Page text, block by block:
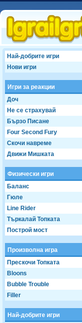
Най-добрите игри
Нови игри
Игри за реакции
Доч
Не се страхувай
Бързо Писане
Four Second Fury
Скочи навреме
Движи Мишката
Физически игри
Баланс
Гюле
Line Rider
Търкалай Топката
Построй мост
Произволна игра
Прескочи Топката
Bloons
Bubble Trouble
Filler
Най-добрите игри